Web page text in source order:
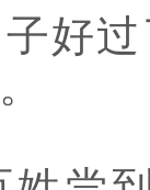
好